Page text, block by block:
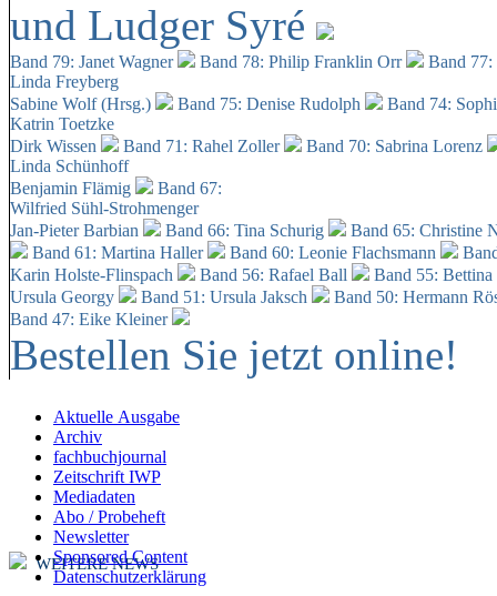
und Ludger Syré
Band 79: Janet Wagner Band 78: Philip Franklin Orr
Band
Linda Freyberg
Sabine Wolf (Hrsg.)
Band 75: Denise Rudolph
Band 74:
Katrin Toetzke
Dirk Wissen
Band 71: Rahel Zoller
Band 70: Sabrina Lorenz
Linda Schünhoff
Benjamin Flämig
Band 67:
Wilfried Sühl-Strohmenger
Jan-Pieter Barbian
Band 66: Tina Schurig
Band 65: Christine
Band 61: Martina Haller
Band 60: Leonie Flachsmann
Karin Holste-Flinspach
Band 56: Rafael Ball
Band 55:
Ursula Georgy
Band 51: Ursula Jaksch Band 50: Hermann
Band 47: Eike Kleiner
Bestellen Sie jetzt online!
Aktuelle Ausgabe
Archiv
fachbuchjournal
Zeitschrift IWP
Mediadaten
Abo / Probeheft
Newsletter
Sponsored Content
Datenschutzerklärung
WEITERE NEWS